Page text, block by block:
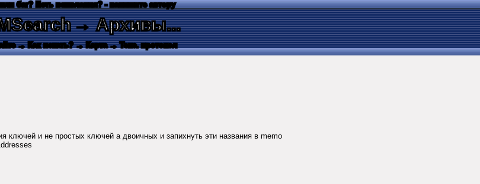
баг? Есть пожелания? - напишите автору
→ Архивы...
→ Как искать? → Карта → Текс. протокол
ключей и не простых ключей а двоичных и запихнуть эти названия в memo